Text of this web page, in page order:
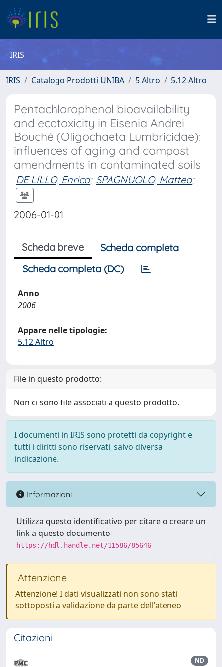
IRIS
IRIS Catalogo Prodotti UNIBA 5 Altro 5.12 Altro
Pentachlorophenol bioavailability
and ecotoxicity in Eisenia Andrei
Bouché (Oligochaeta Lumbricidae):
influences of aging and compost
amendments in contaminated soils
DE LILLO, Enrico; SPAGNUOLO, Matteo;
2006-01-01
Scheda breve
Scheda completa
Scheda completa (DC)
Anno
2006
Appare nelle tipologie:
5.12 Altro
File in questo prodotto:
Non ci sono file associati a questo prodotto.
I documenti in IRIS sono protetti da copyright e
tutti i diritti sono riservati, salvo diversa
indicazione.
Informazioni
Utilizza questo identificativo per citare o creare un
link a questo documento:
https://hdl.handle.net/11586/85646
Attenzione
Attenzione! I dati visualizzati non sono stati
sottoposti a validazione da parte dell'ateneo
Citazioni
ND